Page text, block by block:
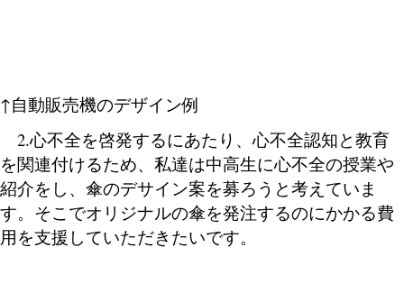
↑自動販売機のデザイン例
2.心不全を啓発するにあたり、心不全認知と教育
を関連付けるため、私達は中高生に心不全の授業や
紹介をし、傘のデサイン案を募ろうと考えていま
す。そこでオリジナルの傘を発注するのにかかる費
用を支援していただきたいです。